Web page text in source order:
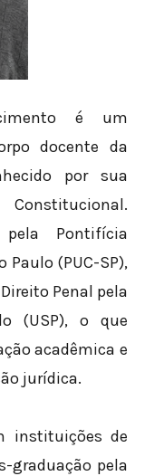
é um
docente da
por sua
Pontifícia
Paulo (PUC-SP),
Penal pela
(USP), o que
acadêmica e
jurídica.
instituições de
graduação pela